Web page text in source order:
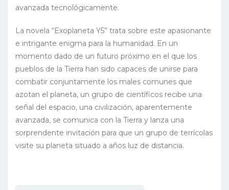
avanzada tecnológicamente.
La novela “Exoplaneta Y5” trata sobre este apasionante
e intrigante enigma para la humanidad. En un
momento dado de un futuro próximo en el que los
pueblos de la Tierra han sido capaces de unirse para
combatir conjuntamente los males comunes que
azotan el planeta, un grupo de científicos recibe una
señal del espacio, una civilización, aparentemente
avanzada, se comunica con la Tierra y lanza una
sorprendente invitación para que un grupo de terrícolas
visite su planeta situado a años luz de distancia.